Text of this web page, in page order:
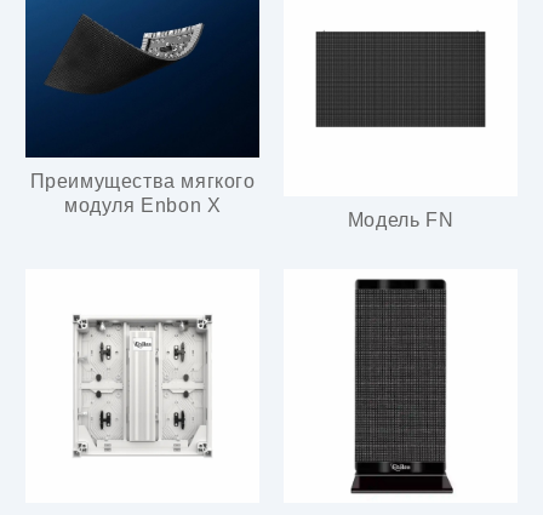
Преимущества мягкого
модуля Enbon X
Модель FN